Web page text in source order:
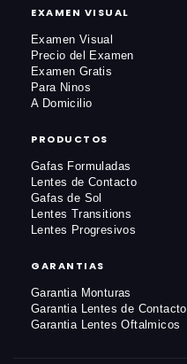
EXAMEN VISUAL
Examen Visual
Precio del Examen
Examen Gratis
Para Ninos
A Domicilio
PRODUCTOS
Gafas Formuladas
Lentes de Contacto
Gafas de Sol
Lentes Transitions
Lentes Progresivos
GARANTIAS
Garantia Monturas
Garantia Lentes de Contacto
Garantia Lentes Oftalmicos